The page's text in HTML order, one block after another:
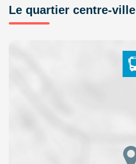
Le quartier centre-ville